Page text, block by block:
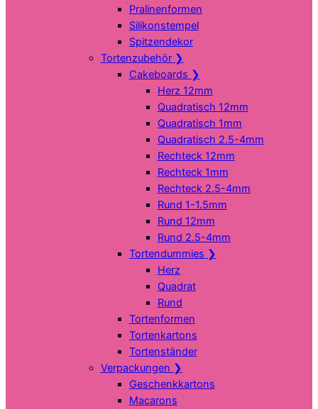
Pralinenformen
Silikonstempel
Spitzendekor
Tortenzubehör ❯
Cakeboards ❯
Herz 12mm
Quadratisch 12mm
Quadratisch 1mm
Quadratisch 2.5-4mm
Rechteck 12mm
Rechteck 1mm
Rechteck 2.5-4mm
Rund 1-1.5mm
Rund 12mm
Rund 2.5-4mm
Tortendummies ❯
Herz
Quadrat
Rund
Tortenformen
Tortenkartons
Tortenständer
Verpackungen ❯
Geschenkkartons
Macarons